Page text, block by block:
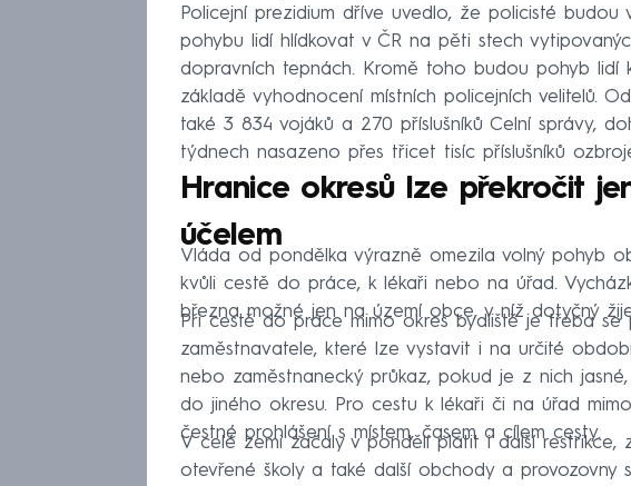
Policejní prezidium dříve uvedlo, že policisté budou
pohybu lidí hlídkovat v ČR na pěti stech
dopravních tepnách. Kromě toho budou pohyb lidí
základě vyhodnocení místních policejních velitelů.
také 3 834 vojáků a 270 příslušníků Celní správy,
týdnech nasazeno přes třicet tisíc příslušníků
Hranice okresů lze překročit
účelem
Vláda od pondělka výrazně omezila volný pohyb
kvůli cestě do práce, k lékaři nebo na úřad.
března možné jen na území obce, v níž dotyčný
Při cestě do práce mimo okres bydliště je třeba se
zaměstnavatele, které lze vystavit i na určité
nebo zaměstnanecký průkaz, pokud je z nich
do jiného okresu. Pro cestu k lékaři či na úřad
čestné prohlášení s místem, časem a cílem cesty.
V celé zemi začaly v pondělí platit i další restrikce,
otevřené školy a také další obchody a provozovny